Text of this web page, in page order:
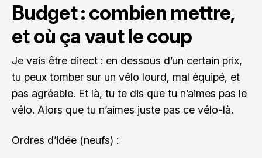
Budget : combien mettre,
et où ça vaut le coup
Je vais être direct : en dessous d’un certain prix,
tu peux tomber sur un vélo lourd, mal équipé, et
pas agréable. Et là, tu te dis que tu n’aimes pas le
vélo. Alors que tu n’aimes juste pas ce vélo-là.
Ordres d’idée (neufs) :